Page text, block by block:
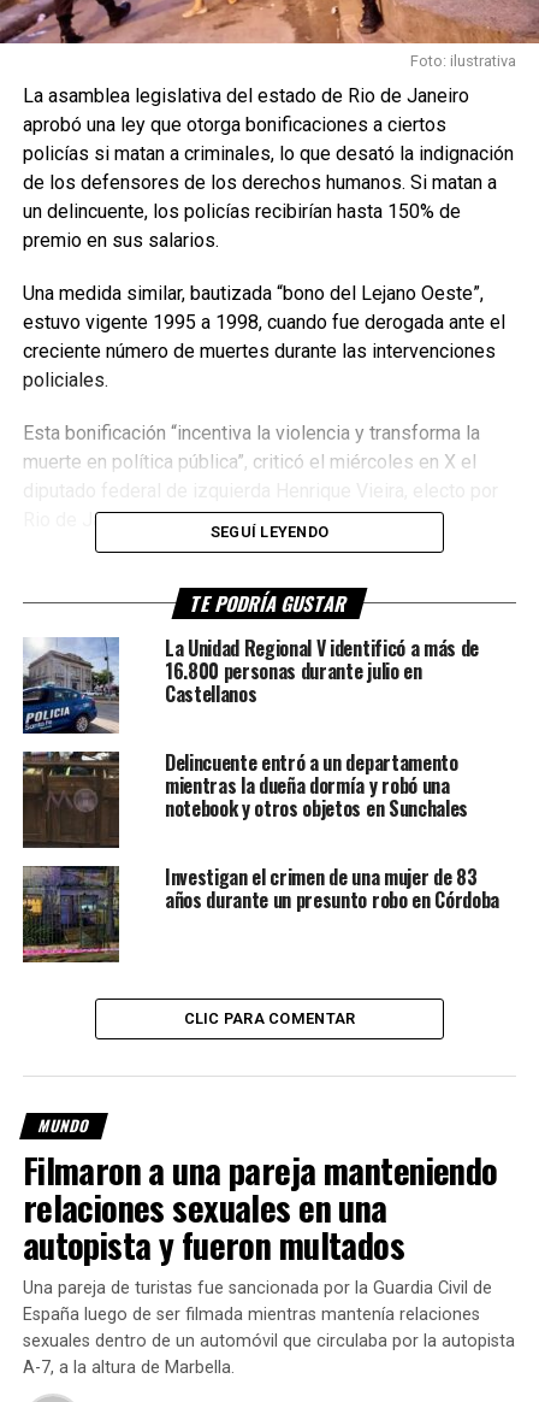
Foto: ilustrativa
La asamblea legislativa del estado de Rio de Janeiro
aprobó una ley que otorga bonificaciones a ciertos
policías si matan a criminales, lo que desató la indignación
de los defensores de los derechos humanos. Si matan a
un delincuente, los policías recibirían hasta 150% de
premio en sus salarios.
Una medida similar, bautizada “bono del Lejano Oeste”,
estuvo vigente 1995 a 1998, cuando fue derogada ante el
creciente número de muertes durante las intervenciones
policiales.
Esta bonificación “incentiva la violencia y transforma la
muerte en política pública”, criticó el miércoles en X el
Rio de Janeiro.
Para su entrada en vigor, el texto aprobado el martes por
amplía mayoría, debe ser promulgado en un plazo de 15
días por el gobernador Claudio Castro, aliado del
expresidente de extrema derecha Jair Bolsonaro.
En Río, las intervenciones policiales con mano dura son
frecuentes, especialmente en las favelas, barrios pobres
y densamente poblados, que viven con frecuencia bajo el
yugo de narcotraficantes y otros grupos armados.
La bonificación fue incluida en un proyecto de ley para
reformar la policía civil, que se encarga sobre todo de las
investigaciones, a diferencia de la policía militar, que tiene
En los años 1990, los agentes de la policía militar, legado
de la dictadura (1964-1985), tenían derecho a esa
La nueva legislación estipula que los agentes pueden
ganar un bono de hasta 150% de su salario “cuando
confiscan armas de gran calibre o en situaciones que
conducen a la neutralización de criminales”.
“Corremos el riesgo de asistir a una masacre generalizada
perpetrada por policías que harán todo para ganar más
dinero”, dijo Djeff Amadeus, abogado de la ONG Instituto
de Defensa de la Población Negra.
SEGUÍ LEYENDO
TE PODRÍA GUSTAR
La Unidad Regional V identificó a más de
16.800 personas durante julio en
Castellanos
Delincuente entró a un departamento
mientras la dueña dormía y robó una
notebook y otros objetos en Sunchales
Investigan el crimen de una mujer de 83
años durante un presunto robo en Córdoba
CLIC PARA COMENTAR
MUNDO
Filmaron a una pareja manteniendo
relaciones sexuales en una
autopista y fueron multados
Una pareja de turistas fue sancionada por la Guardia Civil de
España luego de ser filmada mientras mantenía relaciones
sexuales dentro de un automóvil que circulaba por la autopista
A-7, a la altura de Marbella.